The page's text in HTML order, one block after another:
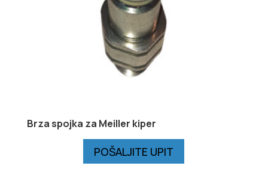
Brza spojka za Meiller kiper
POŠALJITE UPIT